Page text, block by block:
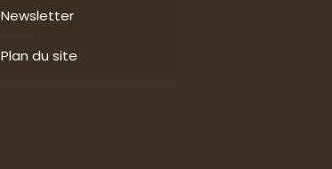
Newsletter
Plan du site